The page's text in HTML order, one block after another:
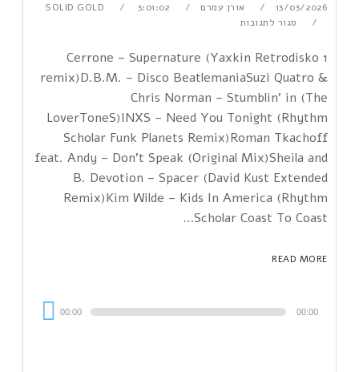
13/03/2026 אורן עמרם SOLID GOLD
3:01:02
סגור לתגובות
1 Cerrone – Supernature (Yaxkin Retrodisko
remix)D.B.M. – Disco BeatlemaniaSuzi Quatro &
Chris Norman – Stumblin' in (The
LoverToneS)INXS – Need You Tonight (Rhythm
Scholar Funk Planets Remix)Roman Tkachoff
feat. Andy – Don't Speak (Original Mix)Sheila and
B. Devotion – Spacer (David Kust Extended
Remix)Kim Wilde – Kids In America (Rhythm
Scholar Coast To Coast…
READ MORE
00:00 00:00